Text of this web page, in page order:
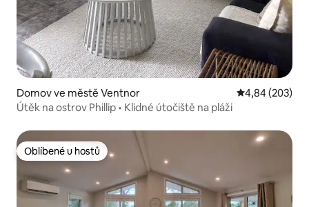
Domov ve městě Ventnor Průměrné
4,84 (203)
Útěk na ostrov Phillip • Klidné útočiště na pláži
Oblíbené u hostů
Oblíbené u hostů